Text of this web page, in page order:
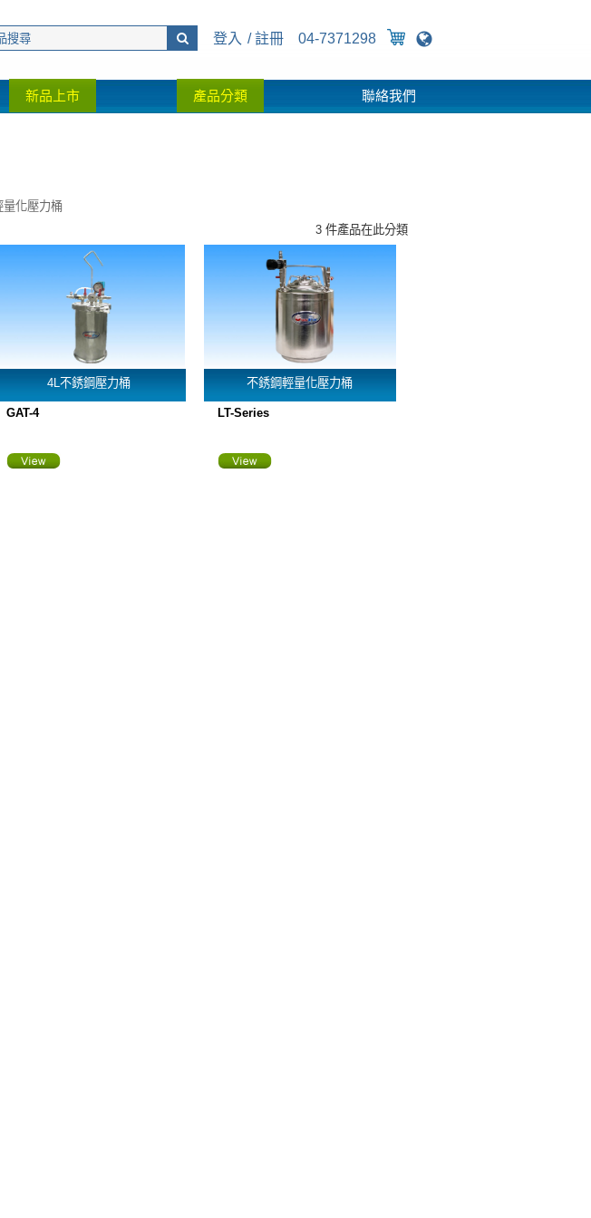
登入 註冊 04-7371298
新品上市 產品分類 聯絡我們
量化壓力桶
3 件產品在此分類
4L不銹鋼壓力桶
GAT-4
不銹鋼輕量化壓力桶
LT-Series